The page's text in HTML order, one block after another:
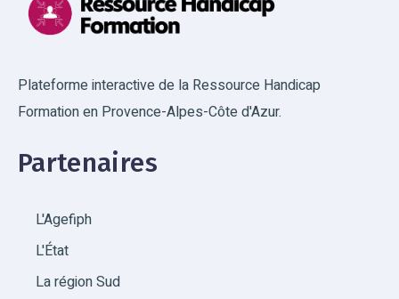
Plateforme interactive de la Ressource Handicap
Formation en Provence-Alpes-Côte d'Azur.
Partenaires
L'Agefiph
L'État
La région Sud